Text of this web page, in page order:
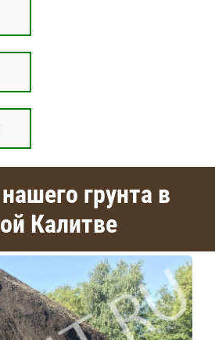
грунта в
Калитве